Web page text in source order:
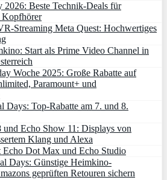
2026: Beste Technik-Deals für
Kopfhörer
Meta Quest: Hochwertiges
Start als Prime Video Channel in
Woche 2025: Große Rabatte auf
Paramount+ und
Days: Top-Rabatte am 7. und 8.
und Echo Show 11: Displays von
Klang und Alexa
Echo Dot Max und Echo Studio
Days: Günstige Heimkino-
geprüften Retouren sichern